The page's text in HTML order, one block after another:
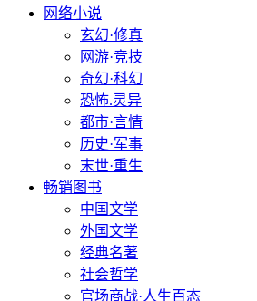
网络小说
玄幻·修真
网游·竞技
奇幻·科幻
恐怖.灵异
都市·言情
历史·军事
末世·重生
畅销图书
中国文学
外国文学
经典名著
社会哲学
官场商战·人生百态